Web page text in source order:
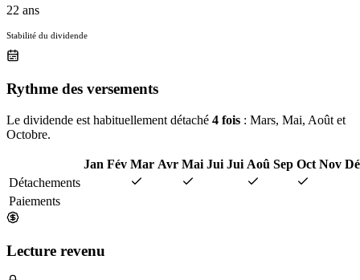
22 ans
Stabilité du dividende
Rythme des versements
Le dividende est habituellement détaché 4 fois : Mars, Mai, Août et
Octobre.
Jan Fév Mar Avr Mai Jui Jui Aoû Sep Oct Nov
Détachements
Paiements
Lecture revenu